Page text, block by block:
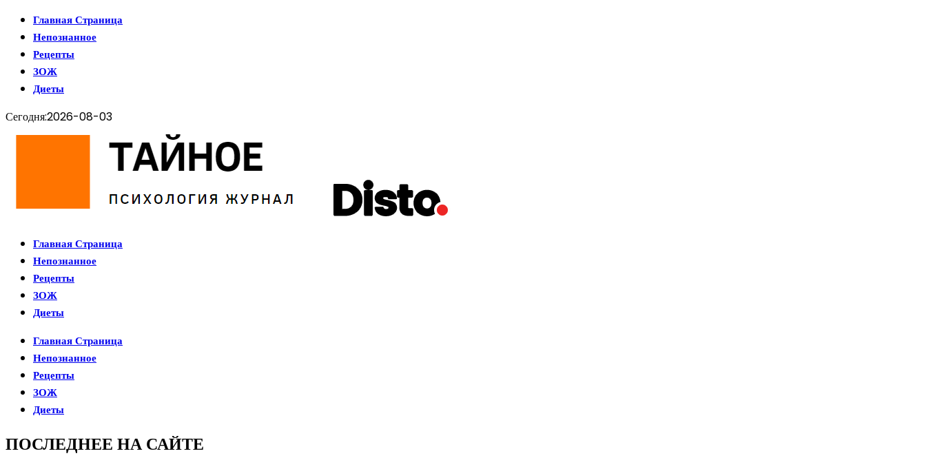
Главная Страница
Непознанное
Рецепты
ЗОЖ
Диеты
Сегодня:2026-08-03
Главная Страница
Непознанное
Рецепты
ЗОЖ
Диеты
Главная Страница
Непознанное
Рецепты
ЗОЖ
Диеты
ПОСЛЕДНЕЕ НА САЙТЕ